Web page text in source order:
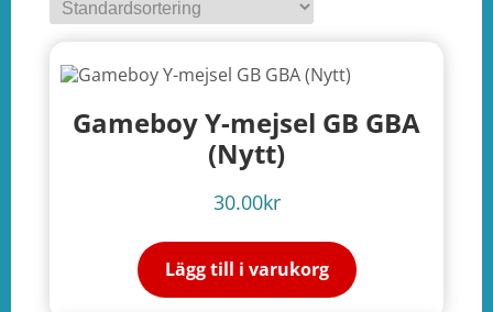
Gameboy Y-mejsel GB GBA
(Nytt)
30.00kr
Lägg till i varukorg